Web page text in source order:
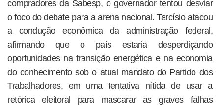
compradores da Sabesp, o governador tentou desviar
o foco do debate para a arena nacional. Tarcísio atacou
a condução econômica da administração federal,
afirmando que o país estaria desperdiçando
oportunidades na transição energética e na economia
do conhecimento sob o atual mandato do Partido dos
Trabalhadores, em uma tentativa nítida de usar a
retórica eleitoral para mascarar as graves falhas